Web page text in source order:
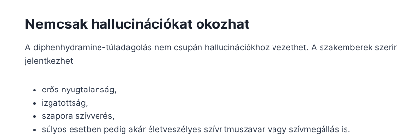
Nemcsak hallucinációkat okozhat
A diphenhydramine-túladagolás nem csupán hallucinációkhoz vezethet. A szakemberek
jelentkezhet
erős nyugtalanság,
izgatottság,
szapora szívverés,
súlyos esetben pedig akár életveszélyes szívritmuszavar vagy szívmegállás is.